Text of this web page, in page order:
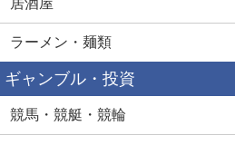
居酒屋
ラーメン・麺類
ギャンブル・投資
競馬・競艇・競輪